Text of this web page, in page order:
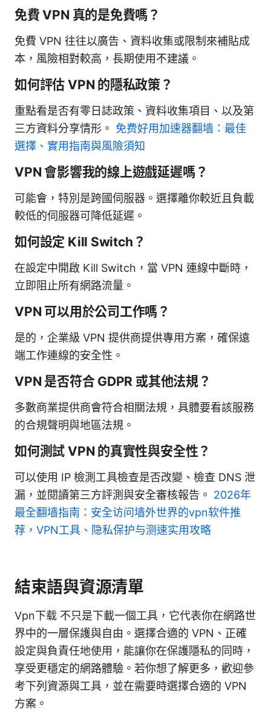
免費 VPN 真的是免費嗎？
免費 VPN 往往以廣告、資料收集或限制來補貼成
本，風險相對較高，長期使用不建議。
如何評估 VPN 的隱私政策？
重點看是否有零日誌政策、資料收集項目、以及第
三方資料分享情形。 免费好用加速器翻墙：最佳
選擇、實用指南與風險須知
VPN 會影響我的線上遊戲延遲嗎？
可能會，特別是跨國伺服器。選擇離你較近且負載
較低的伺服器可降低延遲。
如何設定 Kill Switch？
在設定中開啟 Kill Switch，當 VPN 連線中斷時，
立即阻止所有網路流量。
VPN 可以用於公司工作嗎？
是的，企業級 VPN 提供商提供專用方案，確保遠
端工作連線的安全性。
VPN 是否符合 GDPR 或其他法規？
多數商業提供商會符合相關法規，具體要看該服務
的合規聲明與地區法規。
如何測試 VPN 的真實性與安全性？
可以使用 IP 檢測工具檢查是否改變、檢查 DNS 泄
漏，並閱讀第三方評測與安全審核報告。 2026年
最全翻墙指南：安全访问墙外世界的vpn软件推
荐，VPN工具、隐私保护与测速实用攻略
結束語與資源清單
Vpn下载 不只是下載一個工具，它代表你在網路世
界中的一層保護與自由。選擇合適的 VPN、正確
設定與負責任地使用，能讓你在保護隱私的同時，
享受更穩定的網路體驗。若你想了解更多，歡迎參
考下列資源與工具，並在需要時選擇合適的 VPN
方案。